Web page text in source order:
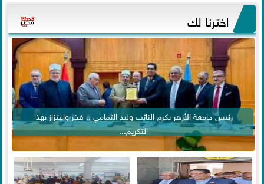
اخترنا لك
رئيس جامعة الأزهر يكرم النائب وليد التمامي .. فخر واعتزاز بهذا
التكريم...